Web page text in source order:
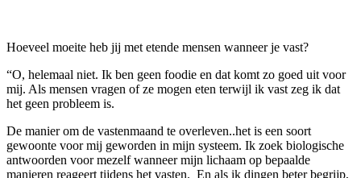
Hoeveel moeite heb jij met etende mensen wanneer je vast?
“O, helemaal niet. Ik ben geen foodie en dat komt zo goed uit voor
mij. Als mensen vragen of ze mogen eten terwijl ik vast zeg ik dat
het geen probleem is.
De manier om de vastenmaand te overleven..het is een soort
gewoonte voor mij geworden in mijn systeem. Ik zoek biologische
antwoorden voor mezelf wanneer mijn lichaam op bepaalde
manieren reageert tijdens het vasten. En als ik dingen beter begrijp,